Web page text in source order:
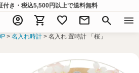
付き・税込5,500円以上で送料無料
account_circle shopping_cart favorite mail search menu
名入れ時計 名入れ 置時計 「桜」